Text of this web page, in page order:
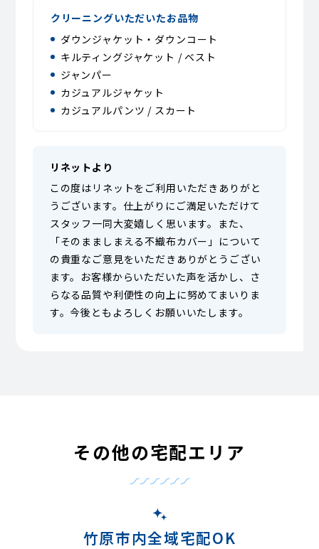
クリーニングいただいたお品物
ダウンジャケット・ダウンコート
キルティングジャケット / ベスト
ジャンパー
カジュアルジャケット
カジュアルパンツ / スカート
リネットより
この度はリネットをご利用いただきありがと
うございます。仕上がりにご満足いただけて
スタッフ一同大変嬉しく思います。また、
「そのまましまえる不織布カバー」について
の貴重なご意見をいただきありがとうござい
ます。お客様からいただいた声を活かし、さ
らなる品質や利便性の向上に努めてまいりま
す。今後ともよろしくお願いいたします。
その他の宅配エリア
竹原市内全域宅配OK